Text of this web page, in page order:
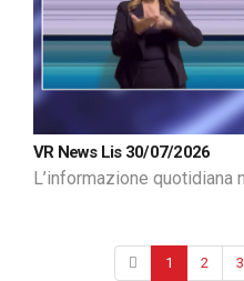
VR News Lis 30/07/2026
L’informazione quotidiana
1 2 3